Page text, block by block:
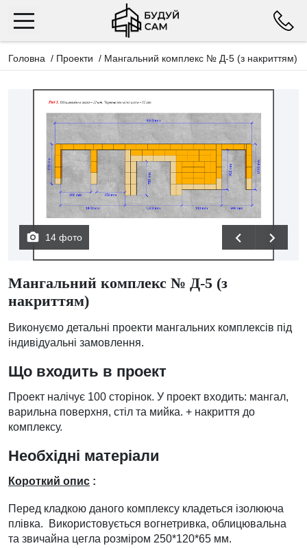
Головна / Проекти / Мангальний комплекс № Д-5 (з накриттям)
14 фото
Мангальний комплекс № Д-5 (з
накриттям)
Виконуємо детальні проекти мангальних комплексів під
індивідуальні замовлення.
Що входить в проект
Проект налічує 100 сторінок. У проект входить: мангал,
варильна поверхня, стіл та мийка. + накриття до
комплексу.
Необхідні матеріали
Короткий опис :
Перед кладкою даного комплексу кладеться ізолююча
плівка. Використовується вогнетривка, облицювальна
та звичайна цегла розміром 250*120*65 мм.